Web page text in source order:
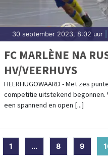
30 september 2023, 8:02 uur
FC MARLÈNE NA
HV/VEERHUYS
HEERHUGOWAARD - Met zes
competitie uitstekend begonnen.
een spannend en open [...]
1 ... 8 9